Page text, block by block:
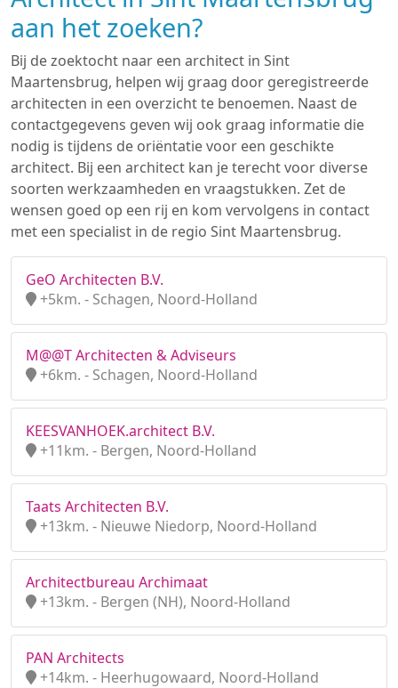
aan het zoeken?
Bij de zoektocht naar een architect in Sint
Maartensbrug, helpen wij graag door geregistreerde
architecten in een overzicht te benoemen. Naast de
contactgegevens geven wij ook graag informatie die
nodig is tijdens de oriëntatie voor een geschikte
architect. Bij een architect kan je terecht voor diverse
soorten werkzaamheden en vraagstukken. Zet de
wensen goed op een rij en kom vervolgens in contact
met een specialist in de regio Sint Maartensbrug.
GeO Architecten B.V.
+5km. - Schagen, Noord-Holland
M@@T Architecten & Adviseurs
+6km. - Schagen, Noord-Holland
KEESVANHOEK.architect B.V.
+11km. - Bergen, Noord-Holland
Taats Architecten B.V.
+13km. - Nieuwe Niedorp, Noord-Holland
Architectbureau Archimaat
+13km. - Bergen (NH), Noord-Holland
PAN Architects
+14km. - Heerhugowaard, Noord-Holland